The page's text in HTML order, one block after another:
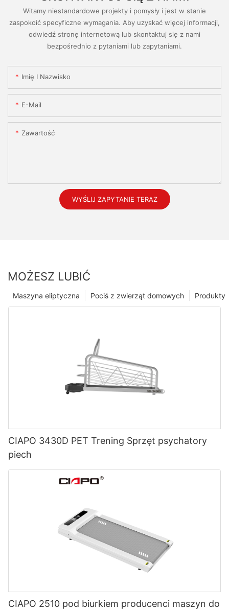
Witamy niestandardowe projekty i pomysły i jest w stanie
zaspokoić specyficzne wymagania. Aby uzyskać więcej informacji,
odwiedź stronę internetową lub skontaktuj się z nami
bezpośrednio z pytaniami lub zapytaniami.
Imię I Nazwisko
E-Mail
Zawartość
WYŚLIJ ZAPYTANIE TERAZ
MOŻESZ LUBIĆ
Produkty
Pociś z zwierząt domowych
Maszyna eliptyczna
CIAPO 3430D PET Trening Sprzęt psychatory
piech
CIAPO 2510 pod biurkiem producenci maszyn do